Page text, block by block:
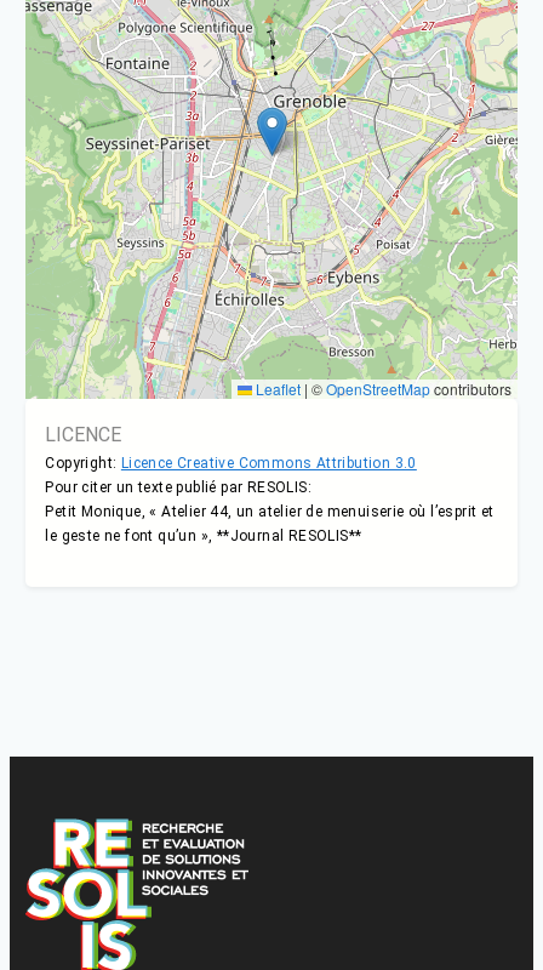
Leaflet | ©OpenStreetMapcontributors
LICENCE
Copyright: Licence Creative Commons Attribution 3.0
Pour citer un texte publié par RESOLIS:
Petit Monique, « Atelier 44, un atelier de menuiserie où l’esprit et
le geste ne font qu’un », **Journal RESOLIS**